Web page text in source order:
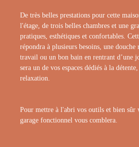
De très belles prestations pour cette
l'étage, de trois belles chambres et une
pratiques, esthétiques et confortables.
répondra à plusieurs besoins, une douche
travail ou un bon bain en rentrant d’une
sera un de vos espaces dédiés à la
relaxation.
Pour mettre à l'abri vos outils et bien sûr
garage fonctionnel vous comblera.